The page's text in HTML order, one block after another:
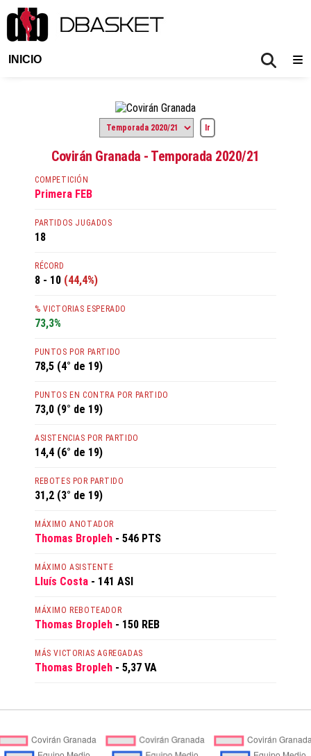
INICIO
Covirán Granada - Temporada 2020/21
COMPETICIÓN
Primera FEB
PARTIDOS JUGADOS
18
RÉCORD
8 - 10 (44,4%)
% VICTORIAS ESPERADO
73,3%
PUNTOS POR PARTIDO
78,5 (4° de 19)
PUNTOS EN CONTRA POR PARTIDO
73,0 (9° de 19)
ASISTENCIAS POR PARTIDO
14,4 (6° de 19)
REBOTES POR PARTIDO
31,2 (3° de 19)
MÁXIMO ANOTADOR
Thomas Bropleh - 546 PTS
MÁXIMO ASISTENTE
Lluís Costa - 141 ASI
MÁXIMO REBOTEADOR
Thomas Bropleh - 150 REB
MÁS VICTORIAS AGREGADAS
Thomas Bropleh - 5,37 VA